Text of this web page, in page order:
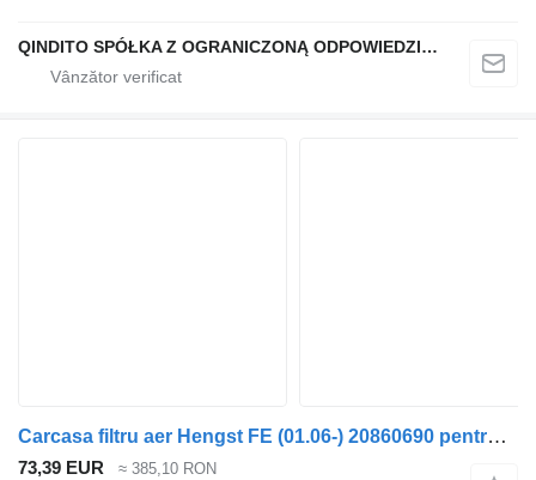
QINDITO SPÓŁKA Z OGRANICZONĄ ODPOWIEDZIALNOŚCIĄ
Carcasa filtru aer Hengst FE (01.06-) 20860690 pentru cap tractor Volvo FL, FE (2005-2014)
73,39 EUR ≈ 385,10 RON